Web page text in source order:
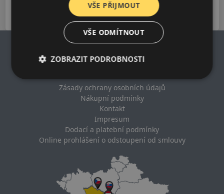
Zásady ochrany osobních údajů
Nákupní podmínky
Kontakt
Impresum
Dodací a platební podmínky
Online prohlášení o odstoupení od smlouvy
VŠE PŘIJMOUT
VŠE ODMÍTNOUT
ZOBRAZIT PODROBNOSTI